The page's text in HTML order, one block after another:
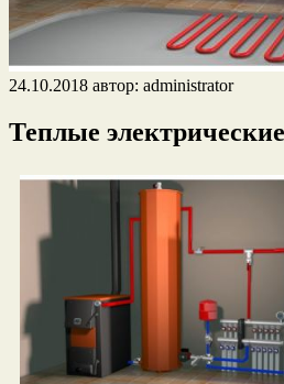
24.10.2018 автор: administrator
Теплые